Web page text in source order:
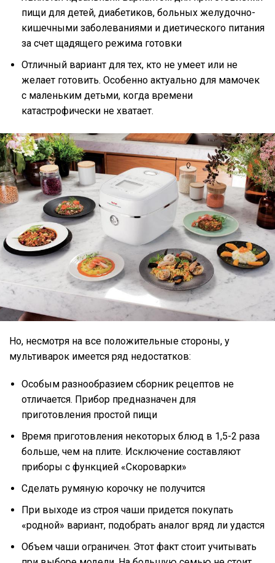
пищи для детей, диабетиков, больных желудочно-
кишечными заболеваниями и диетического питания
за счет щадящего режима готовки
Отличный вариант для тех, кто не умеет или не
желает готовить. Особенно актуально для мамочек
с маленьким детьми, когда времени
катастрофически не хватает.
Но, несмотря на все положительные стороны, у
мультиварок имеется ряд недостатков:
Особым разнообразием сборник рецептов не
отличается. Прибор предназначен для
приготовления простой пищи
Время приготовления некоторых блюд в 1,5-2 раза
больше, чем на плите. Исключение составляют
приборы с функцией «Скороварки»
Сделать румяную корочку не получится
При выходе из строя чаши придется покупать
«родной» вариант, подобрать аналог вряд ли удастся
Объем чаши ограничен. Этот факт стоит учитывать